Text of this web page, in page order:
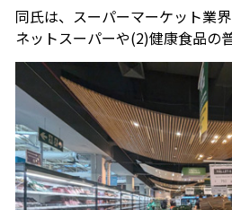
同氏は、スーパーマーケット業
ネットスーパーや(2)健康食品の